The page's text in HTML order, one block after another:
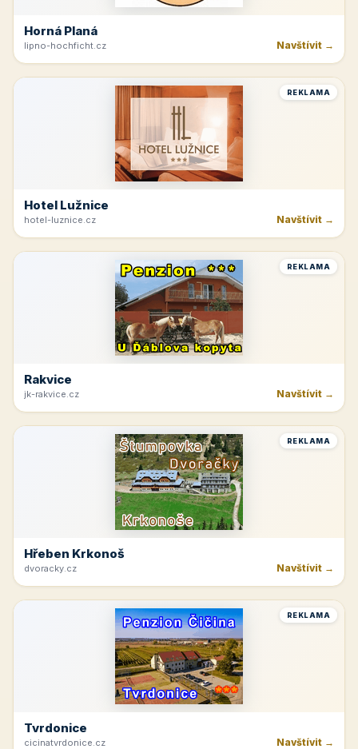
Horná Planá
lipno-hochficht.cz Navštívit →
REKLAMA
Hotel Lužnice
hotel-luznice.cz Navštívit →
REKLAMA
Rakvice
jk-rakvice.cz Navštívit →
REKLAMA
Hřeben Krkonoš
dvoracky.cz Navštívit →
REKLAMA
Tvrdonice
cicinatvrdonice.cz Navštívit →